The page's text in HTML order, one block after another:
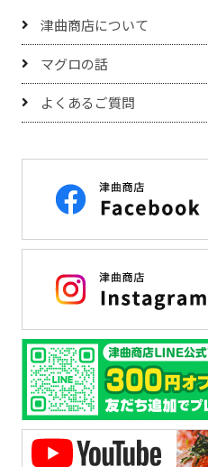
津曲商店について
マグロの話
よくあるご質問